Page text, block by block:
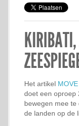
Het artikel
doet een oproep
bewegen mee te
de landen op de